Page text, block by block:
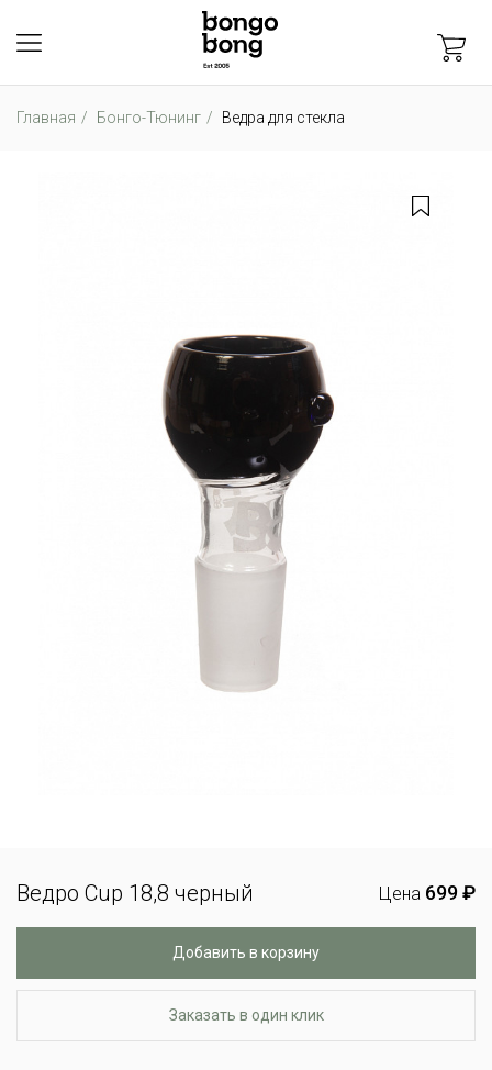
Главная Бонго-Тюнинг Ведра для стекла
Ведро Cup 18,8 черный Цена 699 ₽
Добавить в корзину
Заказать в один клик